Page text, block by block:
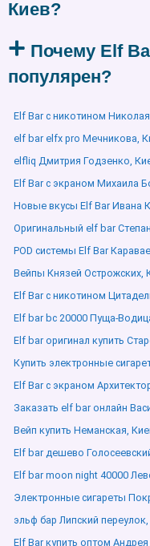
Киев?
Почему Elf
популярен?
Elf Bar с никотином
elf bar elfx pro Мечникова,
elfliq Дмитрия Годзенко,
Elf Bar с экраном Михаила
Новые вкусы Elf Bar Ивана
Оригинальный elf bar
POD системы Elf Bar
Вейпы Князей Острожских,
Elf Bar с никотином
Elf bar bc 20000 Пуща-
Elf bar оригинал купить
Купить электронные
Elf Bar с экраном
Заказать elf bar онлайн
Вейп купить Неманская,
Elf bar дешево
Elf bar moon night 40000
Электронные сигареты
эльф бар Липский
Elf Bar купить оптом